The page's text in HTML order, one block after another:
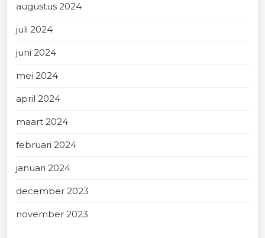
augustus 2024
juli 2024
juni 2024
mei 2024
april 2024
maart 2024
februari 2024
januari 2024
december 2023
november 2023